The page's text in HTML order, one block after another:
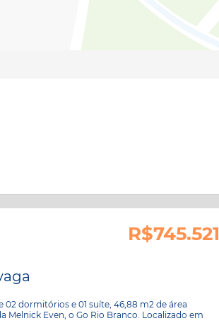
R$745.521
02 dormitórios e 01 suíte, 46,88 m2 de área
Even, o Go Rio Branco. Localizado em